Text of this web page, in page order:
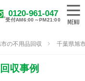
0120-961-047
受付AM6:00～PM21:00
の不用品回収 千葉県旭
収事例